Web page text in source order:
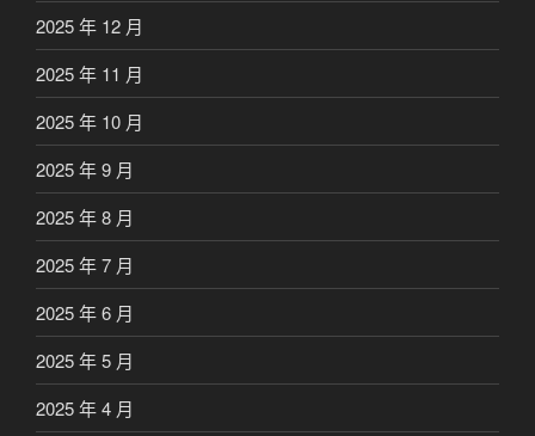
2025 年 12 月
2025 年 11 月
2025 年 10 月
2025 年 9 月
2025 年 8 月
2025 年 7 月
2025 年 6 月
2025 年 5 月
2025 年 4 月